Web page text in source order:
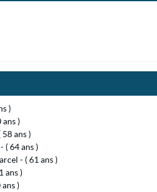
)
ans )
58 ans )
( 64 ans )
- ( 61 ans )
ans )
)